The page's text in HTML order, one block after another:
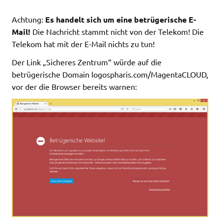
Achtung: Es handelt sich um eine betrügerische E-
Mail! Die Nachricht stammt nicht von der Telekom! Die
Telekom hat mit der E-Mail nichts zu tun!
Der Link „Sicheres Zentrum“ würde auf die
betrügerische Domain logospharis.com/MagentaCLOUD,
vor der die Browser bereits warnen: